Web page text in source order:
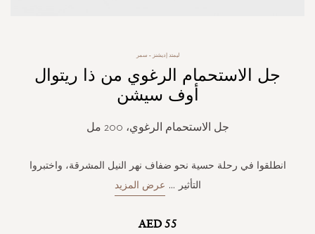
beginning
ليمتد إديشنز - سمر
جل الاستحمام الرغوي من ذا ريتوال
أوف سيشن
جل الاستحمام الرغوي، 200 مل
انطلقوا في رحلة حسية نحو ضفاف نهر النيل المشرقة، واختبروا
التأثير ... عرض المزيد
AED 55